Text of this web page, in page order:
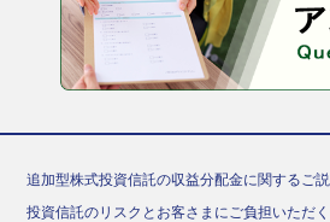
追加型株式投資信託の収益分配金に関するご
投資信託のリスクとお客さまにご負担いただ